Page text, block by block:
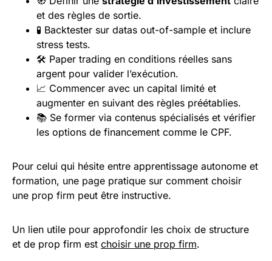
et des règles de sortie.
🧪 Backtester sur datas out-of-sample et inclure
stress tests.
🛠️ Paper trading en conditions réelles sans
argent pour valider l’exécution.
📈 Commencer avec un capital limité et
augmenter en suivant des règles préétablies.
📚 Se former via contenus spécialisés et vérifier
les options de financement comme le CPF.
Pour celui qui hésite entre apprentissage autonome et
formation, une page pratique sur comment choisir
une prop firm peut être instructive.
Un lien utile pour approfondir les choix de structure
et de prop firm est choisir une prop firm.